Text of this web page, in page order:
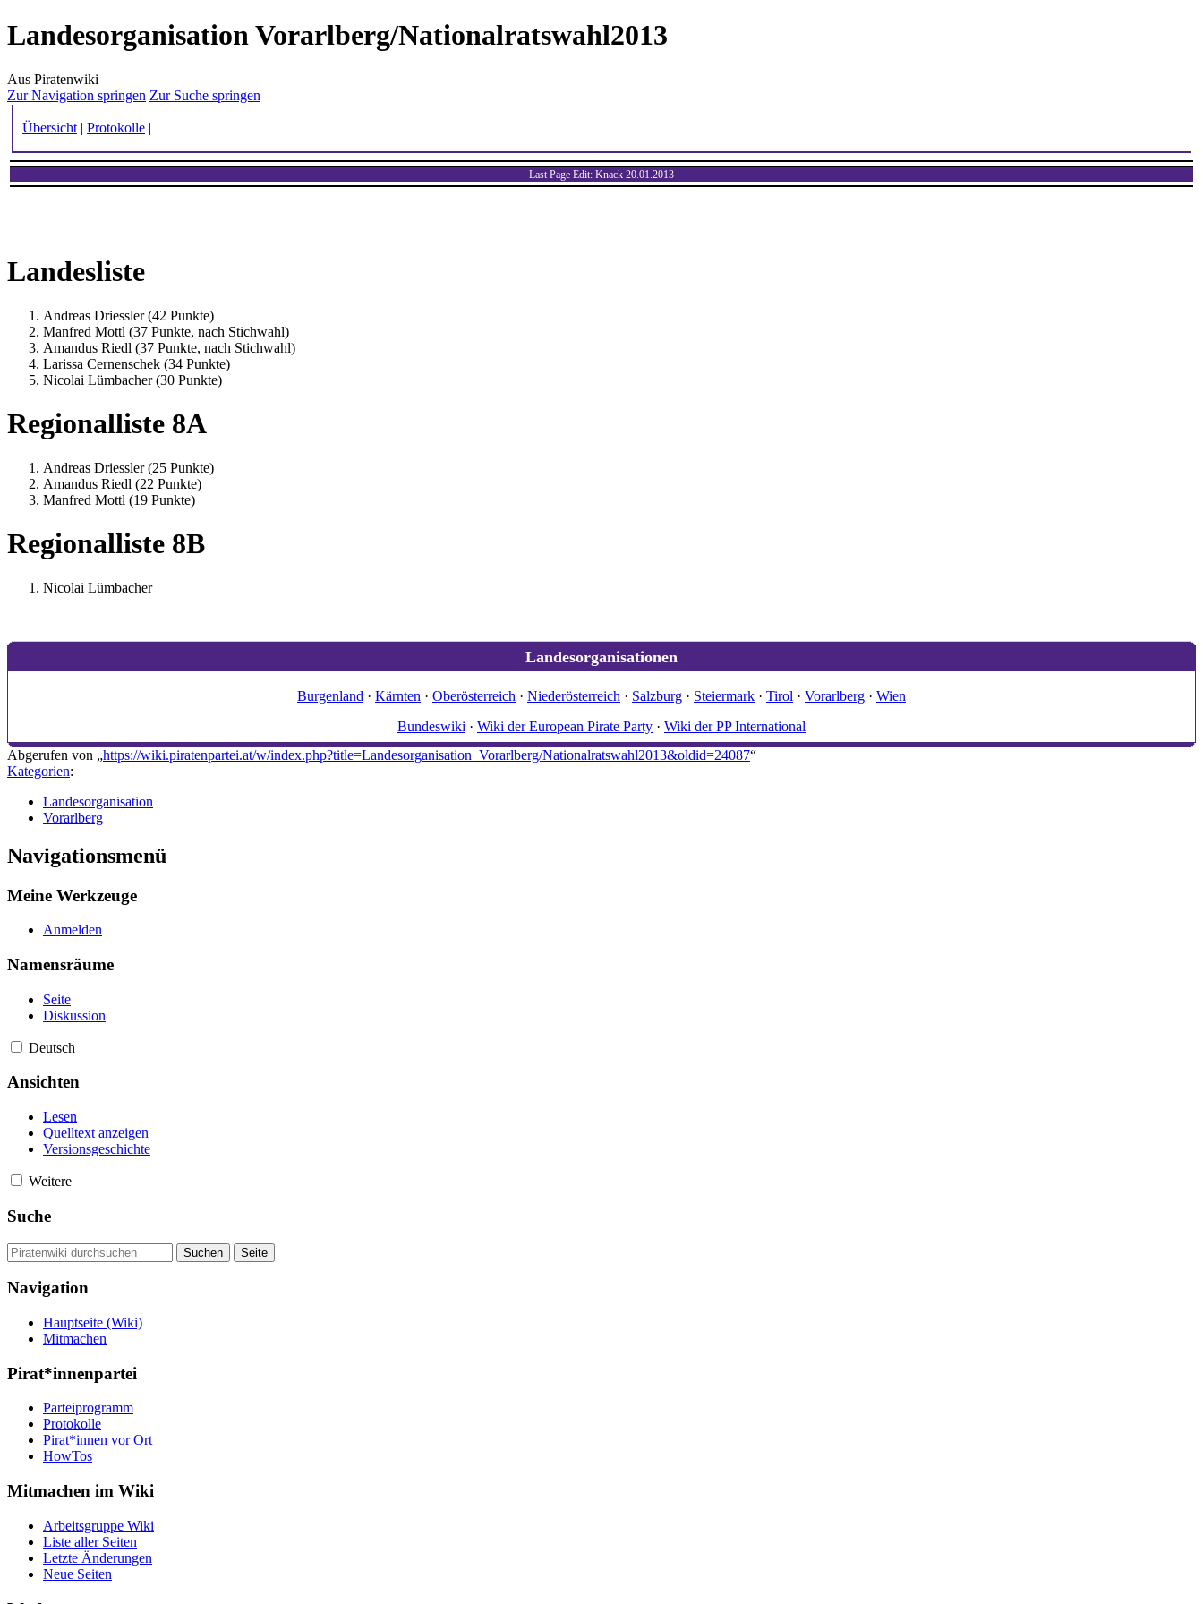
Landesorganisation Vorarlberg/Nationalratswahl2013
Aus Piratenwiki
Zur Navigation springen Zur Suche springen
Übersicht | Protokolle |
Last Page Edit: Knack 20.01.2013
Landesliste
Andreas Driessler (42 Punkte)
Manfred Mottl (37 Punkte, nach Stichwahl)
Amandus Riedl (37 Punkte, nach Stichwahl)
Larissa Cernenschek (34 Punkte)
Nicolai Lümbacher (30 Punkte)
Regionalliste 8A
Andreas Driessler (25 Punkte)
Amandus Riedl (22 Punkte)
Manfred Mottl (19 Punkte)
Regionalliste 8B
Nicolai Lümbacher
Landesorganisationen
Burgenland · Kärnten · Oberösterreich · Niederösterreich · Salzburg · Steiermark · Tirol · Vorarlberg · Wien
Bundeswiki · Wiki der European Pirate Party · Wiki der PP International
Abgerufen von „https://wiki.piratenpartei.at/w/index.php?title=Landesorganisation_Vorarlberg/Nationalratswahl2013&oldid=24087“
Kategorien:
Landesorganisation
Vorarlberg
Navigationsmenü
Meine Werkzeuge
Anmelden
Namensräume
Seite
Diskussion
Deutsch
Ansichten
Lesen
Quelltext anzeigen
Versionsgeschichte
Weitere
Suche
Navigation
Hauptseite (Wiki)
Mitmachen
Pirat*innenpartei
Parteiprogramm
Protokolle
Pirat*innen vor Ort
HowTos
Mitmachen im Wiki
Arbeitsgruppe Wiki
Liste aller Seiten
Letzte Änderungen
Neue Seiten